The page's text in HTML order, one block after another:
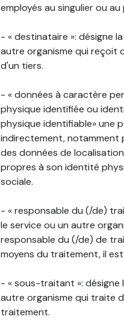
employés au singulier ou
- « destinataire »: désigne
autre organisme qui reçoit
d'un tiers.
- « données à caractère
physique identifiée ou
physique identifiable» une
indirectement, notamment
des données de
propres à son identité
sociale.
- « responsable du (/de)
le service ou un autre
responsable du (/de) de
moyens du traitement, il
- « sous-traitant »: désigne
autre organisme qui traite
traitement.